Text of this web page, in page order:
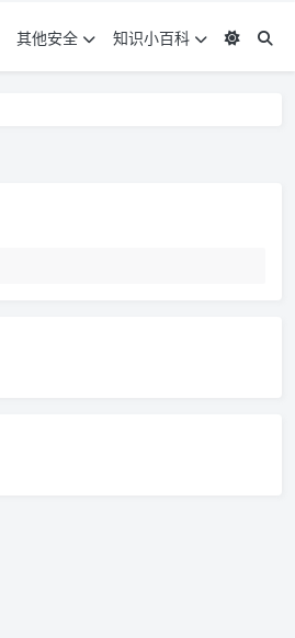
其他安全 知识小百科